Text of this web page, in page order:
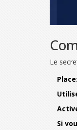
Le
Si